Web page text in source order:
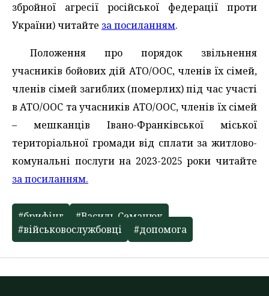
збройної агресії російської федерації проти
України) читайте за посиланням.
Положення про порядок звільнення
учасників бойових дій АТО/ООС, членів їх сімей,
членів сімей загиблих (померлих) під час участі
в АТО/ООС та учасників АТО/ООС, членів їх сімей
– мешканців Івано-Франківської міської
територіальної громади від сплати за житлово-
комунальні послуги на 2023-2025 роки читайте
за посиланням.
#брифінг
#Василь Семанюк
#військовослужбовці
#допомога